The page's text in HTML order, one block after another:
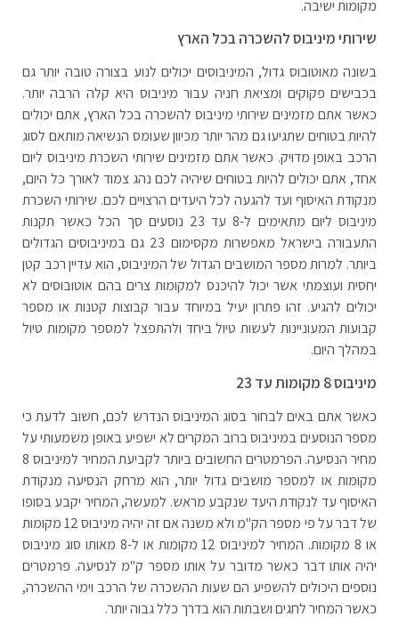
מקומות ישיבה.
שירותי מיניבוס להשכרה בכל הארץ
בשונה מאוטובוס גדול, המיניבוסים יכולים לנוע בצורה טובה יותר גם
בכבישים פקוקים ומציאת חניה עבור מיניבוס היא קלה הרבה יותר.
כאשר אתם מזמינים שירותי מיניבוס להשכרה בכל הארץ, אתם יכולים
להיות בטוחים שתגיעו גם מהר יותר מכיוון שעומס הנשיאה מותאם לסוג
הרכב באופן מדויק. כאשר אתם מזמינים שירותי השכרת מיניבוס ליום
אחד, אתם יכולים להיות בטוחים שיהיה לכם נהג צמוד לאורך כל היום,
מנקודת האיסוף ועד להגעה לכל היעדים הרצויים לכם. שירותי השכרת
מיניבוס ליום מתאימים ל-8 עד 23 נוסעים סך הכל כאשר תקנות
התעבורה בישראל מאפשרות מקסימום 23 גם במיניבוסים הגדולים
ביותר. למרות מספר המושבים הגדול של המיניבוס, הוא עדיין רכב קטן
יחסית ועוצמתי אשר יכול להיכנס למקומות צרים בהם אוטובוסים לא
יכולים להגיע. זהו פתרון יעיל במיוחד עבור קבוצות קטנות או מספר
קבועות המעוניינות לעשות טיול ביחד ולהתפצל למספר מקומות טיול
במהלך היום.
מיניבוס 8 מקומות עד 23
כאשר אתם באים לבחור בסוג המיניבוס הנדרש לכם, חשוב לדעת כי
מספר הנוסעים במיניבוס ברוב המקרים לא ישפיע באופן משמעותי על
מחיר הנסיעה. הפרמטרים החשובים ביותר לקביעת המחיר למיניבוס 8
מקומות או למספר מושבים גדול יותר, הוא מרחק הנסיעה מנקודת
האיסוף עד לנקודת היעד שנקבע מראש. למעשה, המחיר יקבע בסופו
של דבר על פי מספר הק"מ ולא משנה אם זה יהיה מיניבוס 12 מקומות
או 8 מקומות. המחיר למיניבוס 12 מקומות או ל-8 מאותו סוג מיניבוס
יהיה אותו דבר כאשר מדובר על אותו מספר ק"מ לנסיעה. פרמטרים
נוספים היכולים להשפיע הם שעות ההשכרה של הרכב וימי ההשכרה,
כאשר המחיר לחגים ושבתות הוא בדרך כלל גבוה יותר.